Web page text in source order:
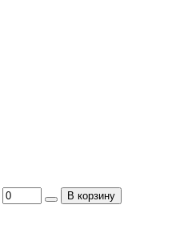
В корзину